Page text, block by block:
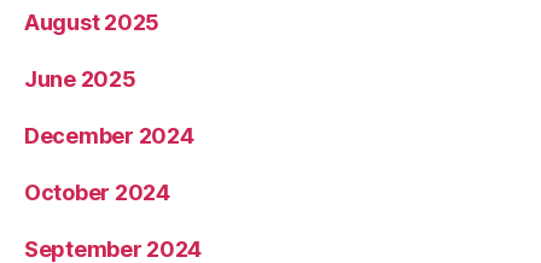
August 2025
June 2025
December 2024
October 2024
September 2024